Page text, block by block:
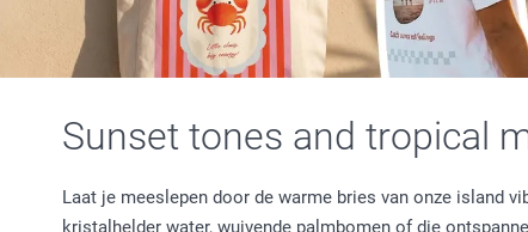
Sunset tones and tropical
Laat je meeslepen door de warme bries van onze island
kristalhelder water, wuivende palmbomen of die